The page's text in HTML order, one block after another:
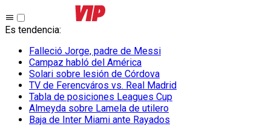
Es tendencia:
Falleció Jorge, padre de Messi
Campaz habló del América
Solari sobre lesión de Córdova
TV de Ferencváros vs. Real Madrid
Tabla de posiciones Leagues Cup
Almeyda sobre Lamela de utilero
Baja de Inter Miami ante Rayados